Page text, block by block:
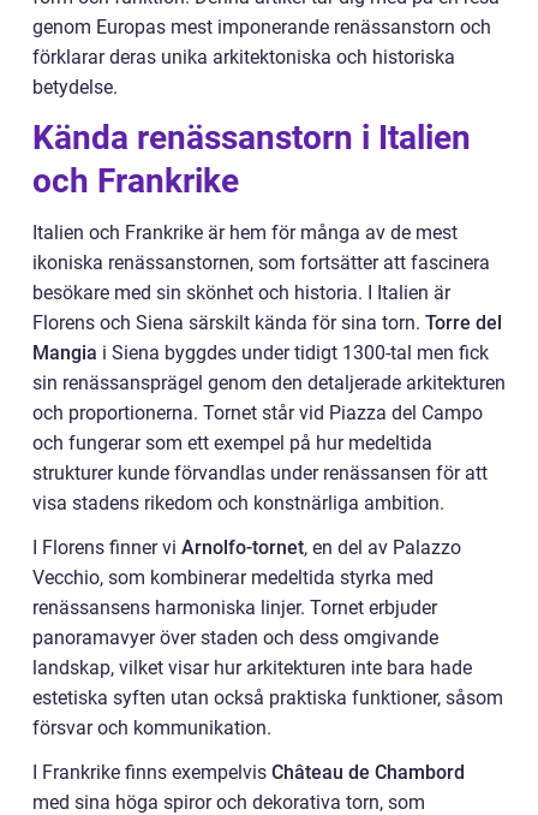
genom Europas mest imponerande renässanstorn och
förklarar deras unika arkitektoniska och historiska
betydelse.
Kända renässanstorn i Italien
och Frankrike
Italien och Frankrike är hem för många av de mest
ikoniska renässanstornen, som fortsätter att fascinera
besökare med sin skönhet och historia. I Italien är
Florens och Siena särskilt kända för sina torn. Torre del
Mangia i Siena byggdes under tidigt 1300-tal men fick
sin renässansprägel genom den detaljerade arkitekturen
och proportionerna. Tornet står vid Piazza del Campo
och fungerar som ett exempel på hur medeltida
strukturer kunde förvandlas under renässansen för att
visa stadens rikedom och konstnärliga ambition.
I Florens finner vi Arnolfo-tornet, en del av Palazzo
Vecchio, som kombinerar medeltida styrka med
renässansens harmoniska linjer. Tornet erbjuder
panoramavyer över staden och dess omgivande
landskap, vilket visar hur arkitekturen inte bara hade
estetiska syften utan också praktiska funktioner, såsom
försvar och kommunikation.
I Frankrike finns exempelvis Château de Chambord
med sina höga spiror och dekorativa torn, som